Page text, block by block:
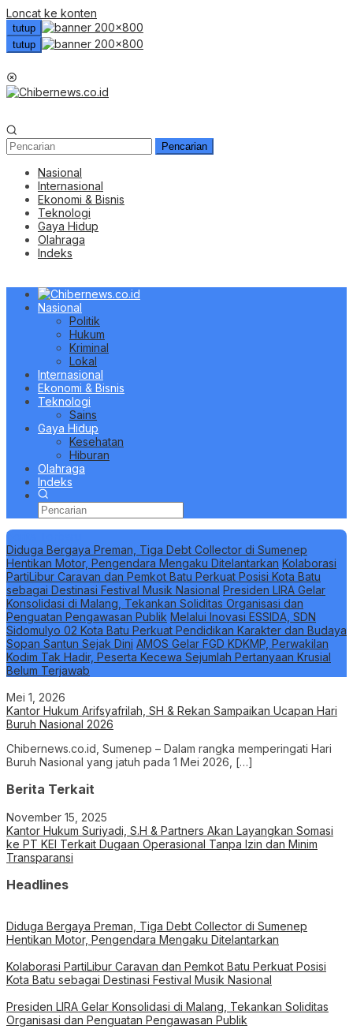
Loncat ke konten
tutup
tutup
Pencarian
Nasional
Internasional
Ekonomi & Bisnis
Teknologi
Gaya Hidup
Olahraga
Indeks
Nasional
Politik
Hukum
Kriminal
Lokal
Internasional
Ekonomi & Bisnis
Teknologi
Sains
Gaya Hidup
Kesehatan
Hiburan
Olahraga
Indeks
Berita Terbaru
Diduga Bergaya Preman, Tiga Debt Collector di Sumenep
Hentikan Motor, Pengendara Mengaku Ditelantarkan Kolaborasi
PartiLibur Caravan dan Pemkot Batu Perkuat Posisi Kota Batu
sebagai Destinasi Festival Musik Nasional Presiden LIRA Gelar
Konsolidasi di Malang, Tekankan Soliditas Organisasi dan
Penguatan Pengawasan Publik Melalui Inovasi ESSIDA, SDN
Sidomulyo 02 Kota Batu Perkuat Pendidikan Karakter dan Budaya
Sopan Santun Sejak Dini AMOS Gelar FGD KDKMP, Perwakilan
Kodim Tak Hadir, Peserta Kecewa Sejumlah Pertanyaan Krusial
Belum Terjawab
Mei 1, 2026
Kantor Hukum Arifsyafrilah, SH & Rekan Sampaikan Ucapan Hari
Buruh Nasional 2026
Chibernews.co.id, Sumenep – Dalam rangka memperingati Hari
Buruh Nasional yang jatuh pada 1 Mei 2026, […]
Berita Terkait
November 15, 2025
Kantor Hukum Suriyadi, S.H & Partners Akan Layangkan Somasi
ke PT KEI Terkait Dugaan Operasional Tanpa Izin dan Minim
Transparansi
Headlines
Diduga Bergaya Preman, Tiga Debt Collector di Sumenep
Hentikan Motor, Pengendara Mengaku Ditelantarkan
Kolaborasi PartiLibur Caravan dan Pemkot Batu Perkuat Posisi
Kota Batu sebagai Destinasi Festival Musik Nasional
Presiden LIRA Gelar Konsolidasi di Malang, Tekankan Soliditas
Organisasi dan Penguatan Pengawasan Publik